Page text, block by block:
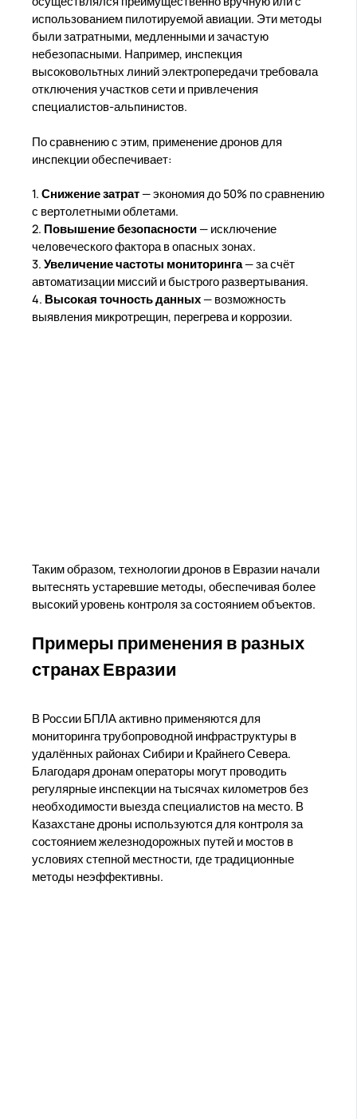
использованием пилотируемой авиации. Эти методы
были затратными, медленными и зачастую
небезопасными. Например, инспекция
высоковольтных линий электропередачи требовала
отключения участков сети и привлечения
специалистов-альпинистов.
По сравнению с этим, применение дронов для
инспекции обеспечивает:
1. Снижение затрат— экономия до 50% по сравнению
с вертолетными облетами.
2. Повышение безопасности— исключение
человеческого фактора в опасных зонах.
3. Увеличение частоты мониторинга— за счёт
автоматизации миссий и быстрого развертывания.
4. Высокая точность данных— возможность
выявления микротрещин, перегрева и коррозии.
Таким образом, технологии дронов в Евразии начали
вытеснять устаревшие методы, обеспечивая более
высокий уровень контроля за состоянием объектов.
Примеры применения в разных
странах Евразии
В России БПЛА активно применяются для
мониторинга трубопроводной инфраструктуры в
удалённых районах Сибири и Крайнего Севера.
Благодаря дронам операторы могут проводить
регулярные инспекции на тысячах километров без
необходимости выезда специалистов на место. В
Казахстане дроны используются для контроля за
состоянием железнодорожных путей и мостов в
условиях степной местности, где традиционные
методы неэффективны.